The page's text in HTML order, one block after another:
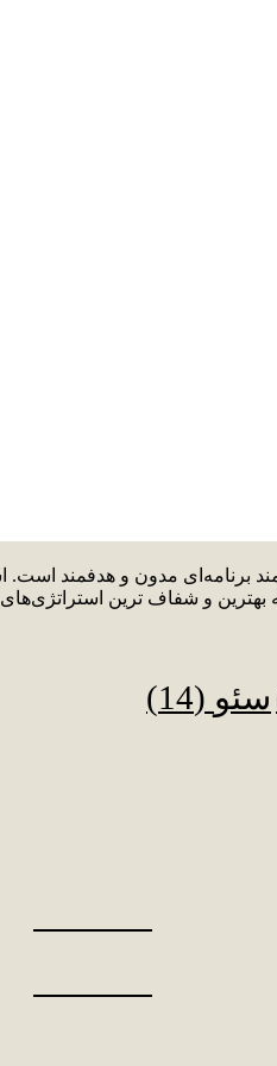
برنامه‌ای مدون و هدفمند
بهترین و شفاف ترین
سئو (14)